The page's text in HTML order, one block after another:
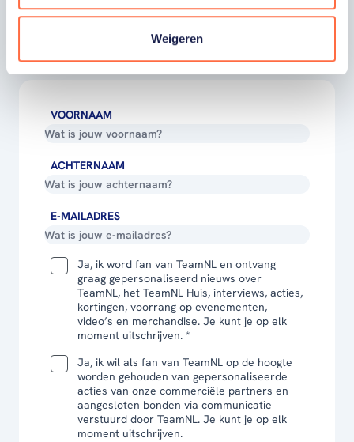
Weigeren
winactie's of toffe sportupdates? Vul dan
voor onze nieuwsbrief.
VOORNAAM
ACHTERNAAM
E-MAILADRES
Ja, ik word fan van TeamNL en ontvang
graag gepersonaliseerd nieuws over
TeamNL, het TeamNL Huis, interviews, acties,
kortingen, voorrang op evenementen,
video’s en merchandise. Je kunt je op elk
moment uitschrijven. *
Ja, ik wil als fan van TeamNL op de hoogte
worden gehouden van gepersonaliseerde
acties van onze commerciële partners en
aangesloten bonden via communicatie
verstuurd door TeamNL. Je kunt je op elk
moment uitschrijven.